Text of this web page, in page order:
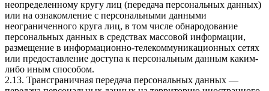
неопределенному кругу лиц (передача персональных данных)
или на ознакомление с персональными данными
неограниченного круга лиц, в том числе обнародование
персональных данных в средствах массовой информации,
размещение в информационно-телекоммуникационных сетях
или предоставление доступа к персональным данным каким-
либо иным способом.
2.13. Трансграничная передача персональных данных —